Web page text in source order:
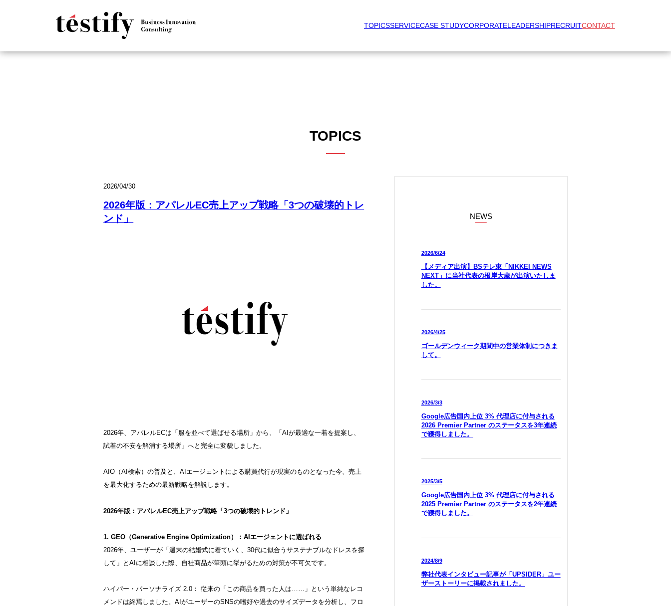
TOPICSSERVICECASE STUDYCORPORATELEADERSHIPRECRUITCONTACT
TOPICS
2026/04/30
2026年版：アパレルEC売上アップ戦略「3つの破壊的トレ
ンド」
2026年、アパレルECは「服を並べて選ばせる場所」から、「AIが最適な一着を提案し、
試着の不安を解消する場所」へと完全に変貌しました。
AIO（AI検索）の普及と、AIエージェントによる購買代行が現実のものとなった今、売上
を最大化するための最新戦略を解説します。
2026年版：アパレルEC売上アップ戦略「3つの破壊的トレンド」
1. GEO（Generative Engine Optimization）：AIエージェントに選ばれる
2026年、ユーザーが「週末の結婚式に着ていく、30代に似合うサステナブルなドレスを探
して」とAIに相談した際、自社商品が筆頭に挙がるための対策が不可欠です。
ハイパー・パーソナライズ 2.0： 従来の「この商品を買った人は……」という単純なレコ
メンドは終焉しました。AIがユーザーのSNSの嗜好や過去のサイズデータを分析し、フロ
NEWS
2026/6/24
【メディア出演】BSテレ東「NIKKEI NEWS
NEXT」に当社代表の根岸大蔵が出演いたしま
した。
2026/4/25
ゴールデンウィーク期間中の営業体制につきま
して。
2026/3/3
Google広告国内上位 3% 代理店に付与される
2026 Premier Partner のステータスを3年連続
で獲得しました。
2025/3/5
Google広告国内上位 3% 代理店に付与される
2025 Premier Partner のステータスを2年連続
で獲得しました。
2024/8/9
弊社代表インタビュー記事が「UPSIDER」ユー
ザーストーリーに掲載されました。